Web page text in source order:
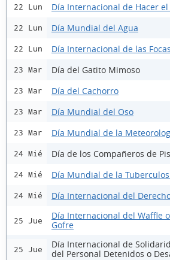
22 Lun Día Internacional de Hacer el
22 Lun Día Mundial del Agua
22 Lun Día Internacional de las Focas
23 Mar Día del Gatito Mimoso
23 Mar Día del Cachorro
23 Mar Día Mundial del Oso
23 Mar Día Mundial de la
24 Mié Día de los Compañeros de
24 Mié Día Mundial de la
24 Mié Día Internacional del
25 Jue
Día Internacional del Waffle
Gofre
25 Jue
Día Internacional de
del Personal Detenidos o